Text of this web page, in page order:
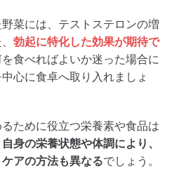
菜には、テストステロンの増
勃起に特化した効果が期待で
食べればよいか迷った場合に
心に食卓へ取り入れましょ
ために役立つ栄養素や食品は
自身の栄養状態や体調により、
アの方法も異なるでしょう。